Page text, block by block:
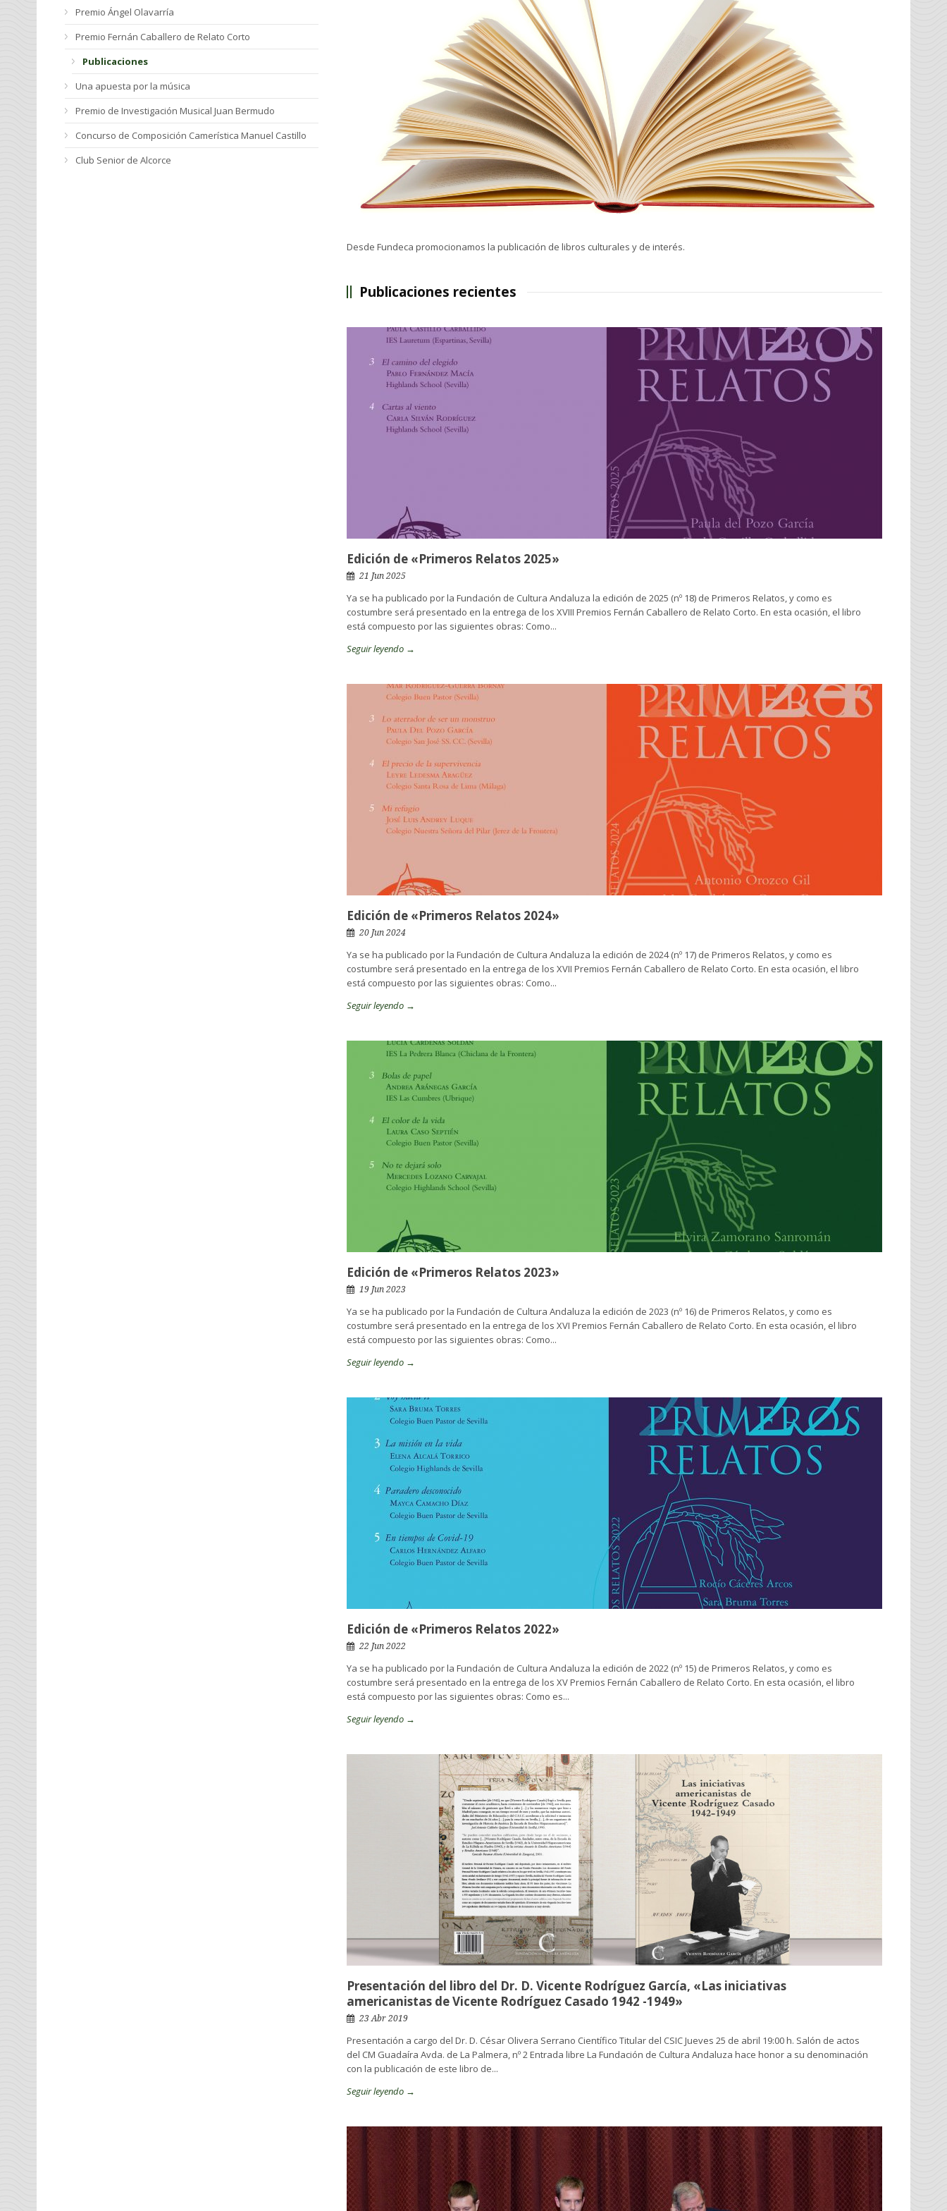
Desde Fundeca promocionamos la publicación de libros culturales y de interés.
Publicaciones recientes
Edición de «Primeros Relatos 2025»
21 Jun 2025
Ya se ha publicado por la Fundación de Cultura Andaluza la edición de 2025 (nº 18) de Primeros Relatos, y como es
costumbre será presentado en la entrega de los XVIII Premios Fernán Caballero de Relato Corto. En esta ocasión, el libro
está compuesto por las siguientes obras: Como...
Seguir leyendo →
Edición de «Primeros Relatos 2024»
20 Jun 2024
Ya se ha publicado por la Fundación de Cultura Andaluza la edición de 2024 (nº 17) de Primeros Relatos, y como es
costumbre será presentado en la entrega de los XVII Premios Fernán Caballero de Relato Corto. En esta ocasión, el libro
está compuesto por las siguientes obras: Como...
Seguir leyendo →
Edición de «Primeros Relatos 2023»
19 Jun 2023
Ya se ha publicado por la Fundación de Cultura Andaluza la edición de 2023 (nº 16) de Primeros Relatos, y como es
costumbre será presentado en la entrega de los XVI Premios Fernán Caballero de Relato Corto. En esta ocasión, el libro
está compuesto por las siguientes obras: Como...
Seguir leyendo →
Edición de «Primeros Relatos 2022»
22 Jun 2022
Ya se ha publicado por la Fundación de Cultura Andaluza la edición de 2022 (nº 15) de Primeros Relatos, y como es
costumbre será presentado en la entrega de los XV Premios Fernán Caballero de Relato Corto. En esta ocasión, el libro
está compuesto por las siguientes obras: Como es...
Seguir leyendo →
Presentación del libro del Dr. D. Vicente Rodríguez García, «Las iniciativas
americanistas de Vicente Rodríguez Casado 1942 -1949»
23 Abr 2019
Presentación a cargo del Dr. D. César Olivera Serrano Científico Titular del CSIC Jueves 25 de abril 19:00 h. Salón de actos
del CM Guadaíra Avda. de La Palmera, nº 2 Entrada libre La Fundación de Cultura Andaluza hace honor a su denominación
con la publicación de este libro de...
Seguir leyendo →
Premio Ángel Olavarría
Premio Fernán Caballero de Relato Corto
Publicaciones
Una apuesta por la música
Premio de Investigación Musical Juan Bermudo
Concurso de Composición Camerística Manuel Castillo
Club Senior de Alcorce